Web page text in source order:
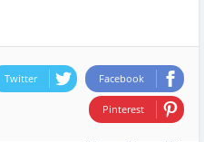
Facebook
Twitter
Pinterest